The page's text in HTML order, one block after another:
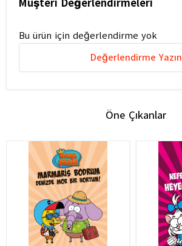
Müşteri Değerlendirmeleri
Bu ürün için değerlendirme yok
Değerlendirme Yazın
Öne Çıkanlar